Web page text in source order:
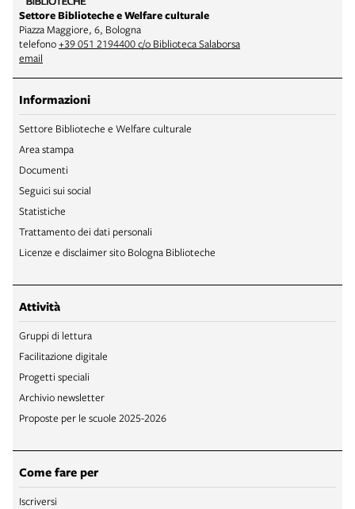
Settore Biblioteche e Welfare culturale
Piazza Maggiore, 6, Bologna
telefono+39 051 2194400 c/o Biblioteca Salaborsa
email
Informazioni
Settore Biblioteche e Welfare culturale
Area stampa
Documenti
Seguici sui social
Statistiche
Trattamento dei dati personali
Licenze e disclaimer sito Bologna Biblioteche
Attività
Gruppi di lettura
Facilitazione digitale
Progetti speciali
Archivio newsletter
Proposte per le scuole 2025-2026
Come fare per
Iscriversi